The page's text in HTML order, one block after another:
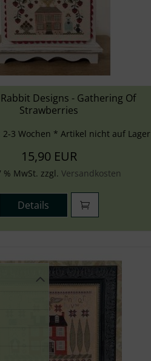
Designs - Gathering Of
Strawberries
2-3 Wochen * Artikel nicht auf Lager
15,90 EUR
% MwSt. zzgl. Versandkosten
Details